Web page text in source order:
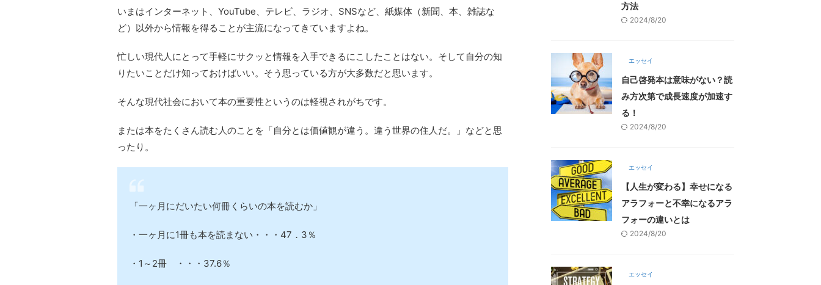
いまはインターネット、YouTube、テレビ、ラジオ、SNSなど、紙媒体（新聞、本、雑誌な
ど）以外から情報を得ることが主流になってきていますよね。
忙しい現代人にとって手軽にサクッと情報を入手できるにこしたことはない。そして自分の知
りたいことだけ知っておけばいい。そう思っている方が大多数だと思います。
そんな現代社会において本の重要性というのは軽視されがちです。
または本をたくさん読む人のことを「自分とは価値観が違う。違う世界の住人だ。」などと思
ったり。
「一ヶ月にだいたい何冊くらいの本を読むか」
・一ヶ月に1冊も本を読まない・・・47．3％
・1～2冊 ・・・37.6％
方法
2024/8/20
エッセイ
自己啓発本は意味がない？読
み方次第で成長速度が加速す
る！
2024/8/20
エッセイ
【人生が変わる】幸せになる
アラフォーと不幸になるアラ
フォーの違いとは
2024/8/20
エッセイ